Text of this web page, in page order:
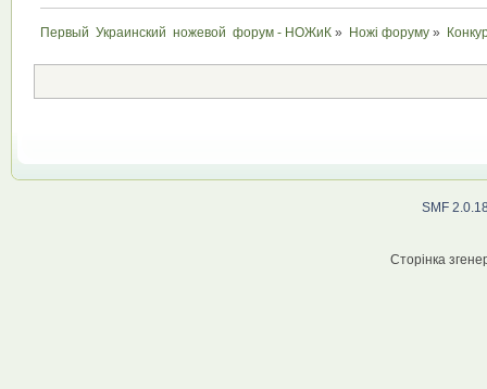
Первый  Украинский  ножевой  форум - НОЖиК » Ножі форуму »
SMF
Сторінка